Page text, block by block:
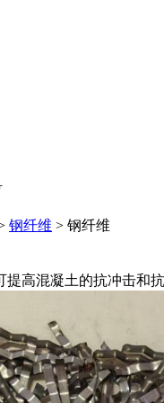
钢纤维 > 钢纤维
提高混凝土的抗冲击